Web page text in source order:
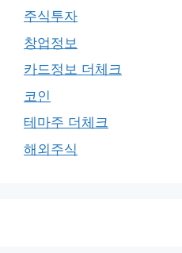
주식투자
창업정보
카드정보 더체크
코인
테마주 더체크
해외주식